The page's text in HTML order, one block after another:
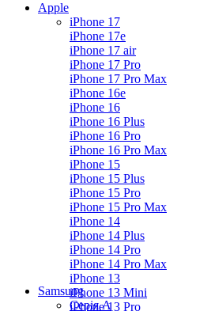
Apple
iPhone 17
iPhone 17e
iPhone 17 air
iPhone 17 Pro
iPhone 17 Pro Max
iPhone 16e
iPhone 16
iPhone 16 Plus
iPhone 16 Pro
iPhone 16 Pro Max
iPhone 15
iPhone 15 Plus
iPhone 15 Pro
iPhone 15 Pro Max
iPhone 14
iPhone 14 Plus
iPhone 14 Pro
iPhone 14 Pro Max
iPhone 13
iPhone 13 Mini
iPhone 13 Pro
Samsung
Серія А